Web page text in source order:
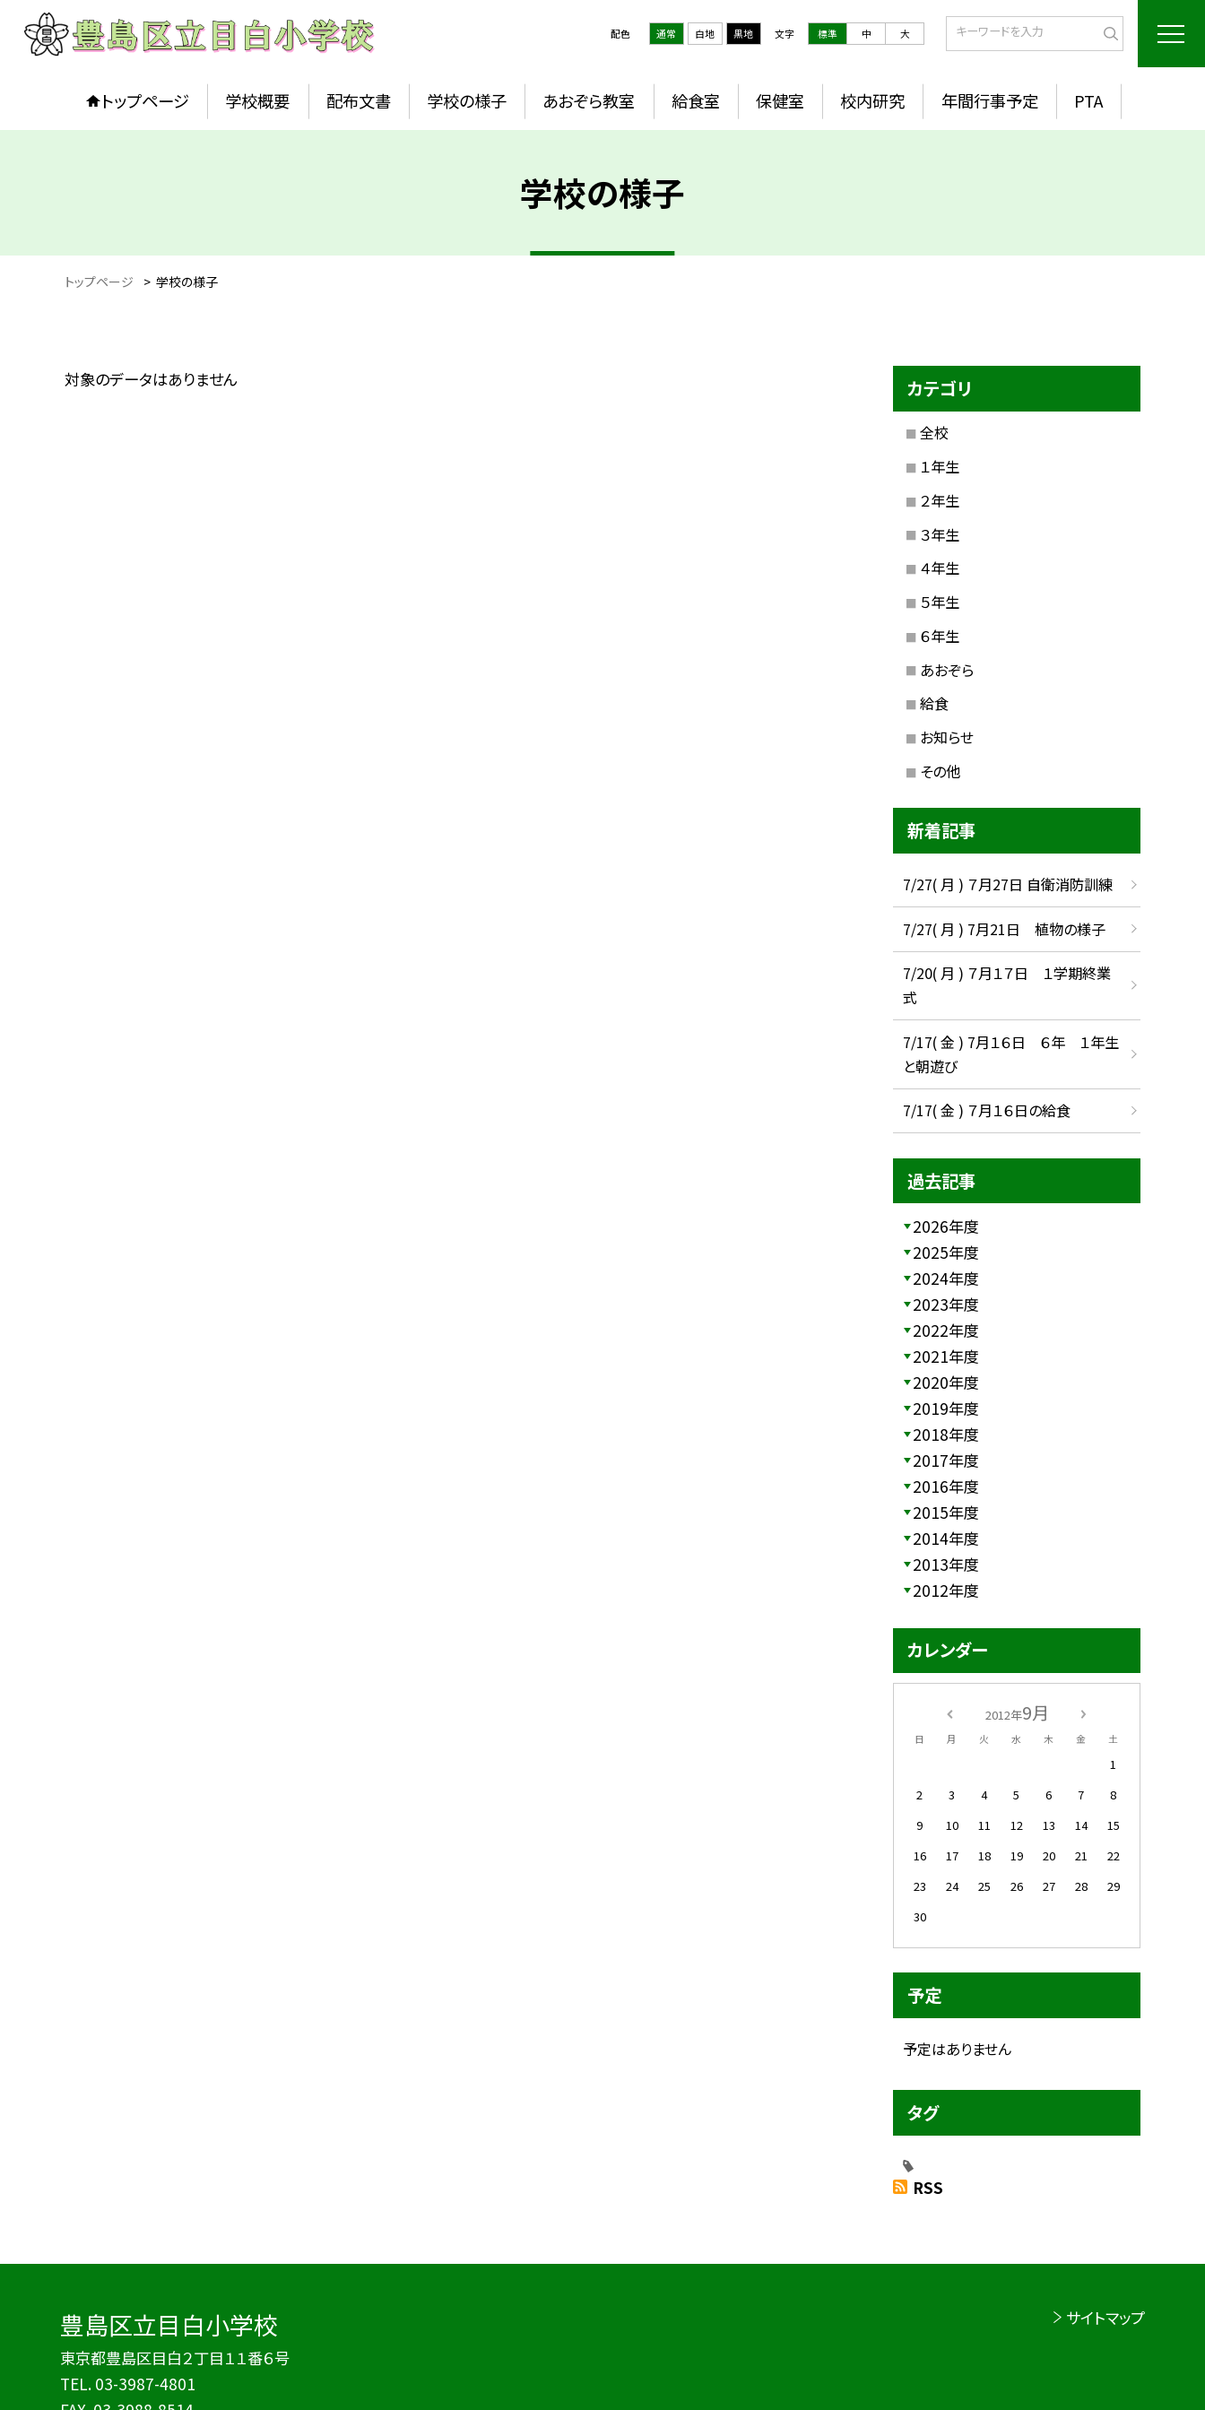
配色 通常 白地 黒地 文字 標準 中 大
トップページ 学校概要 配布文書 学校の様子 あおぞら教室 給食室 保健室 校内研究 年間行事予定 PTA
学校の様子
トップページ > 学校の様子
対象のデータはありません カテゴリ
全校
１年生
２年生
３年生
４年生
５年生
６年生
あおぞら
給食
お知らせ
その他
新着記事
7/27( 月 ) ７月27日 自衛消防訓練
7/27( 月 ) 7月21日 植物の様子
7/20( 月 ) ７月１７日 １学期終業
式
7/17( 金 ) 7月１６日 ６年 １年生
と朝遊び
7/17( 金 ) ７月１６日の給食
過去記事
2026年度
2025年度
2024年度
2023年度
2022年度
2021年度
2020年度
2019年度
2018年度
2017年度
2016年度
2015年度
2014年度
2013年度
2012年度
カレンダー
2012年9月
日 月 火 水 木 金 土
1
2
3 4 5 6 7
8
9
10 11 12 13 14
15
16
17 18 19 20 21
22
23
24 25 26 27 28
29
30
予定
予定はありません
タグ
RSS
豊島区立目白小学校
東京都豊島区目白２丁目１１番６号
TEL. 03-3987-4801
サイトマップ